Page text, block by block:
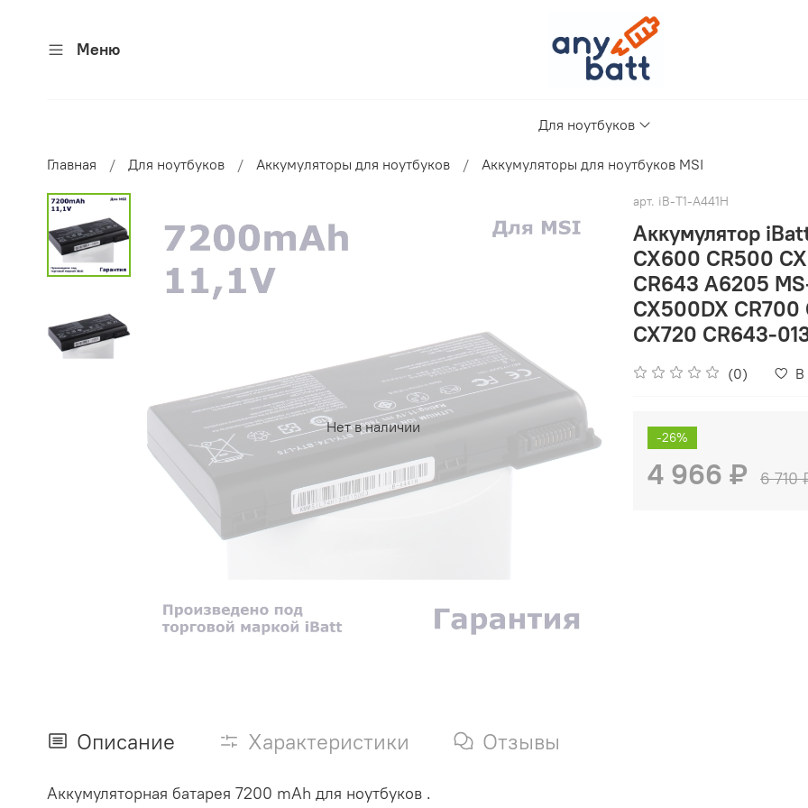
Меню
Для ноутбуков
Главная Для ноутбуков Аккумуляторы для ноутбуков Аккумуляторы для ноутбуков MSI
Нет в наличии
арт. iB-T1-A441H
Аккумулятор
CX600 CR500
CR643 A6205
CX500DX
CX720 CR643-
(0) В
-26%
4 966 ₽ 6 710
Описание Характеристики Отзывы
Аккумуляторная батарея 7200 mAh для ноутбуков .